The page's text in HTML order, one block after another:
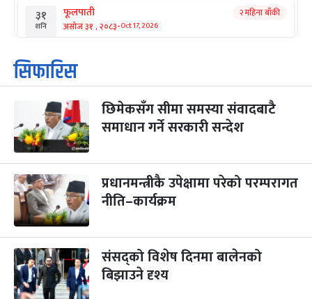
३१
शनि
फूलपाती
असोज ३१ , २०८३-Oct 17, 2026
२ महिना बाँकी
१
आइत
कार्तिक सङ्क्रान्ति
कार्तिक १, २०८३
३
मंगल
महानवमी
कार्तिक ३, २०८३-Oct 20, 2026
२ महिना बाँकी
४
बुध कार्तिक ४, २०८३ Oct 21, 2026
५
बिहि
पापा‌ङ्कुशा एकादशी व्रत
कार्तिक ५, २०८३
२२
आइत
कुकुर तिहार
कार्तिक २२, २०८३-Nov 8, 2026
३ महिना बाँकी
सिफारिस
छिमेकसँग सीमा समस्या संवादबाटै
समाधान गर्ने सरकारी सन्देश
प्रधानमन्त्रीकै उपेक्षामा परेको परम्परागत
नीति–कार्यक्रम
संसद्को विशेष दिनमा बालेनको
बिझाउने दृश्य